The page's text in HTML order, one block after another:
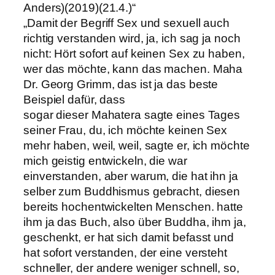
Anders)(2019)(21.4.)“
„Damit der Begriff Sex und sexuell auch
richtig verstanden wird, ja, ich sag ja noch
nicht: Hört sofort auf keinen Sex zu haben,
wer das möchte, kann das machen. Maha
Dr. Georg Grimm, das ist ja das beste
Beispiel dafür, dass
sogar dieser Mahatera sagte eines Tages
seiner Frau, du, ich möchte keinen Sex
mehr haben, weil, weil, sagte er, ich möchte
mich geistig entwickeln, die war
einverstanden, aber warum, die hat ihn ja
selber zum Buddhismus gebracht, diesen
bereits hochentwickelten Menschen. hatte
ihm ja das Buch, also über Buddha, ihm ja,
geschenkt, er hat sich damit befasst und
hat sofort verstanden, der eine versteht
schneller, der andere weniger schnell, so,